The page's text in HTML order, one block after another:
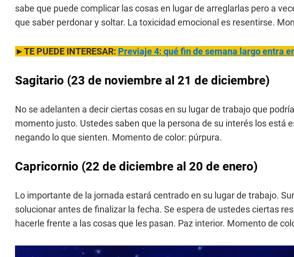
sabe que puede complicar las cosas en lugar de arreglarlas pero a
que saber perdonar y soltar. La toxicidad emocional es resentirse.
►TE PUEDE INTERESAR: Previaje 4: qué fin de semana largo entra
Sagitario (23 de noviembre al 21 de diciembre)
No se adelanten a decir ciertas cosas en su lugar de trabajo que
momento justo. Ustedes saben que la persona de su interés los está
negando lo que sienten. Momento de color: púrpura.
Capricornio (22 de diciembre al 20 de enero)
Lo importante de la jornada estará centrado en su lugar de trabajo.
solucionar antes de finalizar la fecha. Se espera de ustedes ciertas
hacerle frente a las cosas que les pasan. Paz interior. Momento de